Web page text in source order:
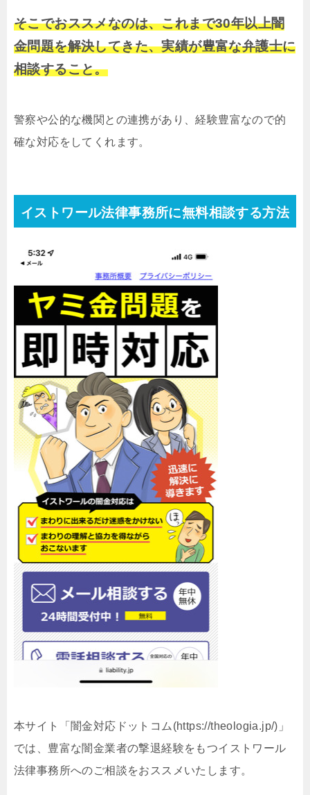
そこでおススメなのは、これまで30年以上闇
金問題を解決してきた、実績が豊富な弁護士に
相談すること。
警察や公的な機関との連携があり、経験豊富なので的
確な対応をしてくれます。
イストワール法律事務所に無料相談する方法
本サイト「闇金対応ドットコム(https://theologia.jp/)」
では、豊富な闇金業者の撃退経験をもつイストワール
法律事務所へのご相談をおススメいたします。